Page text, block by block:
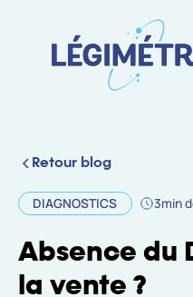
Retour blog
DIAGNOSTICS 3min
Absence du
la vente ?